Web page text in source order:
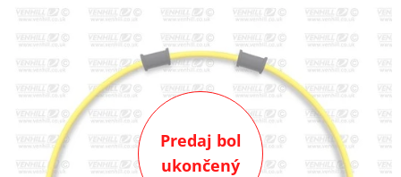
Predaj bol
ukončený